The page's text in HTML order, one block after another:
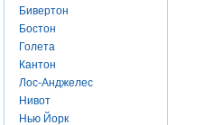
Бивертон
Бостон
Голета
Кантон
Лос-Анджелес
Нивот
Нью Йорк